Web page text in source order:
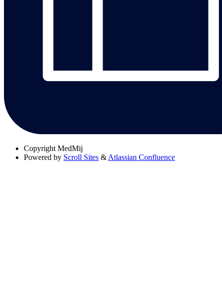
Copyright MedMij
Powered by Scroll Sites & Atlassian Confluence